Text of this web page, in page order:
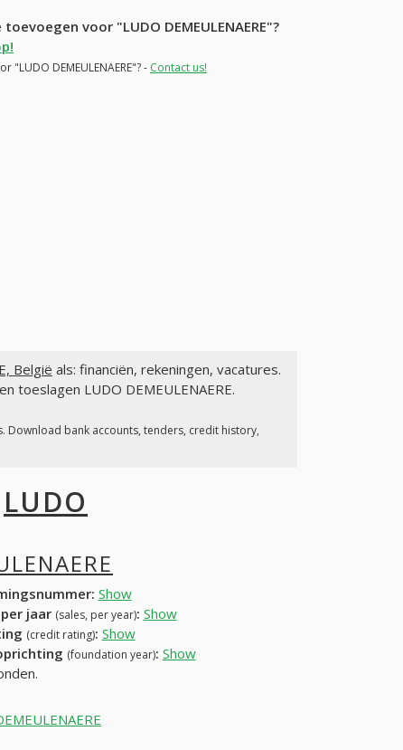
voor "LUDO DEMEULENAERE"?
DEMEULENAERE"? - Contact us!
België als: financiën, rekeningen, vacatures.
toeslagen LUDO DEMEULENAERE.
Download bank accounts, tenders, credit history,
LUDO
Show
jaar (sales, per year): Show
(credit rating): Show
(foundation year): Show